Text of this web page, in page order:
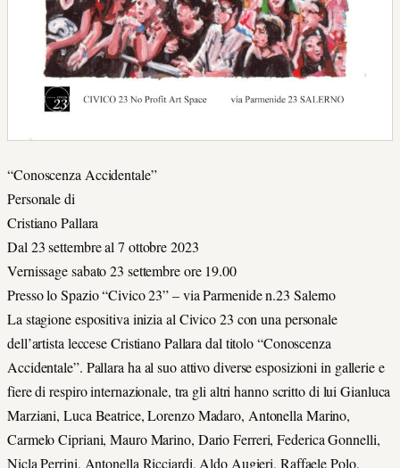
“Conoscenza Accidentale”
Personale di
Cristiano Pallara
Dal 23 settembre al 7 ottobre 2023
Vernissage sabato 23 settembre ore 19.00
Presso lo Spazio “Civico 23” – via Parmenide n.23 Salerno
La stagione espositiva inizia al Civico 23 con una personale
dell’artista leccese Cristiano Pallara dal titolo “Conoscenza
Accidentale”. Pallara ha al suo attivo diverse esposizioni in gallerie e
fiere di respiro internazionale, tra gli altri hanno scritto di lui Gianluca
Marziani, Luca Beatrice, Lorenzo Madaro, Antonella Marino,
Carmelo Cipriani, Mauro Marino, Dario Ferreri, Federica Gonnelli,
Nicla Perrini, Antonella Ricciardi, Aldo Augieri, Raffaele Polo,